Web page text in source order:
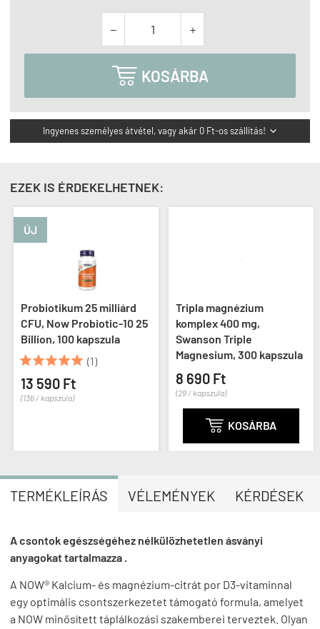
 
 KOSÁRBA
Ingyenes személyes átvétel, vagy akár 0 Ft-os szállítás! 
EZEK IS ÉRDEKELHETNEK:
ÚJ
Probiotikum 25 milliárd
CFU, Now Probiotic-10 25
Billion, 100 kapszula
(1)
13 590 Ft
(136 / kapszula)
Tripla magnézium
komplex 400 mg,
Swanson Triple
Magnesium, 300 kapszula
8 690 Ft
(29 / kapszula)
 KOSÁRBA
TERMÉKLEÍRÁS VÉLEMÉNYEK KÉRDÉSEK
A csontok egészségéhez nélkülözhetetlen ásványi
anyagokat tartalmazza .
A NOW® Kalcium- és magnézium-citrát por D3-vitaminnal
egy optimális csontszerkezetet támogató formula, amelyet
a NOW minősített táplálkozási szakemberei terveztek. Olyan